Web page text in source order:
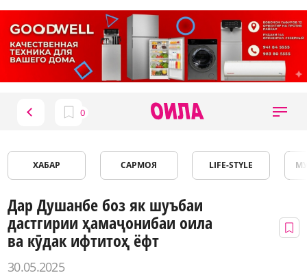
ХАБАР САРМОЯ LIFE-STYLE
Дар Душанбе боз як шуъбаи
дастгирии ҳамаҷонибаи оила
ва кӯдак ифтитоҳ ёфт
30.05.2025